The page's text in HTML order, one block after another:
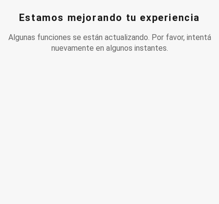
Estamos mejorando tu experiencia
Algunas funciones se están actualizando. Por favor, intentá
nuevamente en algunos instantes.